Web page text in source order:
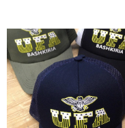
Назад